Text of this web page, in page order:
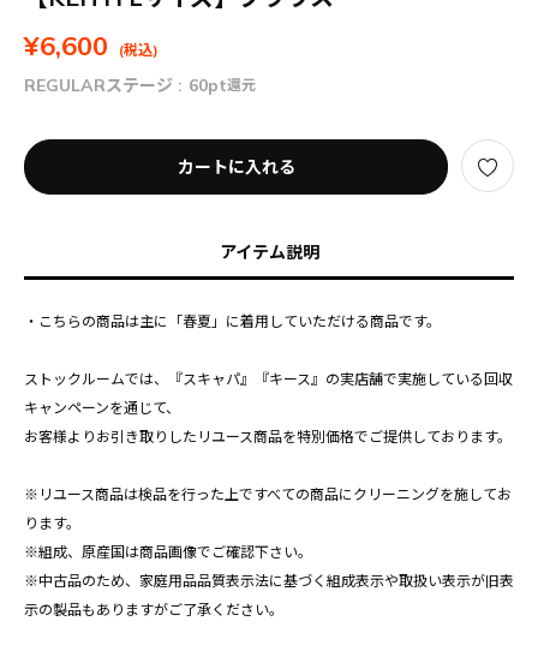
¥6,600 (税込)
REGULARステージ : 60pt還元
カートに入れる
アイテム説明
・こちらの商品は主に「春夏」に着用していただける商品です。
ストックルームでは、『スキャパ』『キース』の実店舗で実施している回収
キャンペーンを通じて、
お客様よりお引き取りしたリユース商品を特別価格でご提供しております。
※リユース商品は検品を行った上ですべての商品にクリーニングを施してお
ります。
※組成、原産国は商品画像でご確認下さい。
※中古品のため、家庭用品品質表示法に基づく組成表示や取扱い表示が旧表
示の製品もありますがご了承ください。